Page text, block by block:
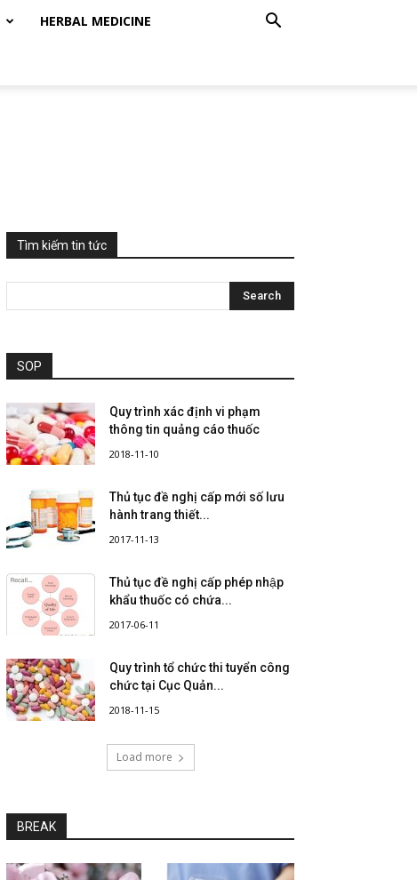
HERBAL MEDICINE
Tìm kiếm tin tức
SOP
Quy trình xác định vi phạm
thông tin quảng cáo thuốc
2018-11-10
Thủ tục đề nghị cấp mới số lưu
hành trang thiết...
2017-11-13
Thủ tục đề nghị cấp phép nhập
khẩu thuốc có chứa...
2017-06-11
Quy trình tổ chức thi tuyển công
chức tại Cục Quản...
2018-11-15
Load more
BREAK